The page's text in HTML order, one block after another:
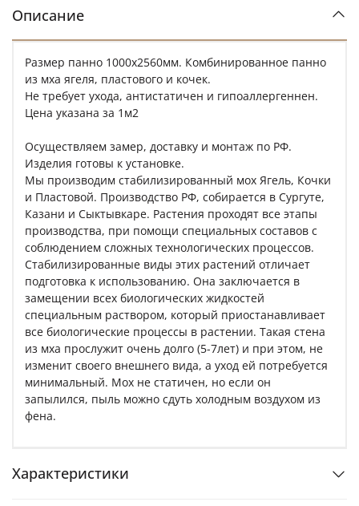
Описание
Размер панно 1000х2560мм. Комбинированное панно
из мха ягеля, пластового и кочек.
Не требует ухода, антистатичен и гипоаллергеннен.
Цена указана за 1м2
Осуществляем замер, доставку и монтаж по РФ.
Изделия готовы к установке.
Мы производим стабилизированный мох Ягель, Кочки
и Пластовой. Производство РФ, собирается в Сургуте,
Казани и Сыктывкаре. Растения проходят все этапы
производства, при помощи специальных составов с
соблюдением сложных технологических процессов.
Стабилизированные виды этих растений отличает
подготовка к использованию. Она заключается в
замещении всех биологических жидкостей
специальным раствором, который приостанавливает
все биологические процессы в растении. Такая стена
из мха прослужит очень долго (5-7лет) и при этом, не
изменит своего внешнего вида, а уход ей потребуется
минимальный. Мох не статичен, но если он
запылился, пыль можно сдуть холодным воздухом из
фена.
Характеристики